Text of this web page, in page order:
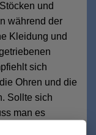
und
während der
Kleidung und
sich
Ohren und die
Sollte sich
man es